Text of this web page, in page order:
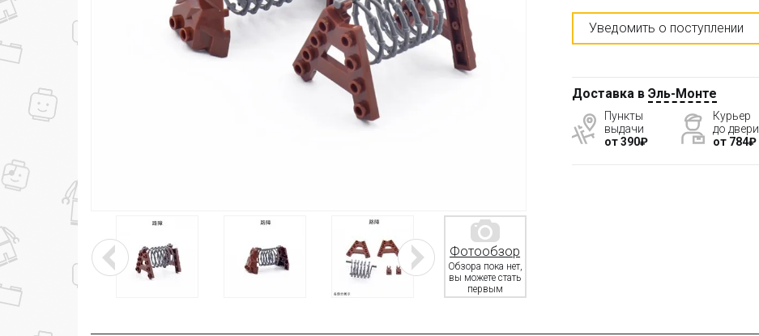
Фотообзор
Обзора пока нет,
вы можете стать
первым
Уведомить о поступлении
Доставка в Эль-Монте
Пункты
выдачи
от 390₽
Курьер
до двери
от 784₽